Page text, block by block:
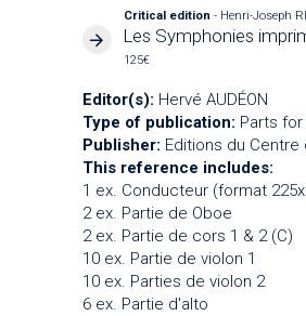
Critical edition- Henri-Joseph
Les Symphonies
125€
Editor(s): Hervé AUDÉON
Type of publication: Parts
Publisher: Editions du
This reference includes:
1 ex. Conducteur (format
2 ex. Partie de Oboe
2 ex. Partie de cors 1 & 2 (C)
10 ex. Partie de violon 1
10 ex. Parties de violon 2
6 ex. Partie d'alto